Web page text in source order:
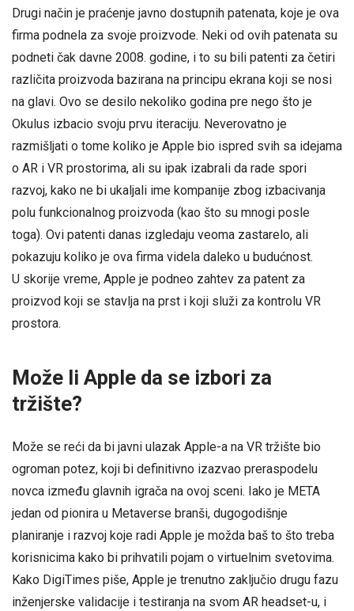
Drugi način je praćenje javno dostupnih patenata, koje je ova
firma podnela za svoje proizvode. Neki od ovih patenata su
podneti čak davne 2008. godine, i to su bili patenti za četiri
različita proizvoda bazirana na principu ekrana koji se nosi
na glavi. Ovo se desilo nekoliko godina pre nego što je
Okulus izbacio svoju prvu iteraciju. Neverovatno je
razmišljati o tome koliko je Apple bio ispred svih sa idejama
o AR i VR prostorima, ali su ipak izabrali da rade spori
razvoj, kako ne bi ukaljali ime kompanije zbog izbacivanja
polu funkcionalnog proizvoda (kao što su mnogi posle
toga). Ovi patenti danas izgledaju veoma zastarelo, ali
pokazuju koliko je ova firma videla daleko u budućnost.
U skorije vreme, Apple je podneo zahtev za patent za
proizvod koji se stavlja na prst i koji služi za kontrolu VR
prostora.
Može li Apple da se izbori za
tržište?
Može se reći da bi javni ulazak Apple-a na VR tržište bio
ogroman potez, koji bi definitivno izazvao preraspodelu
novca između glavnih igrača na ovoj sceni. Iako je META
jedan od pionira u Metaverse branši, dugogodišnje
planiranje i razvoj koje radi Apple je možda baš to što treba
korisnicima kako bi prihvatili pojam o virtuelnim svetovima.
Kako DigiTimes piše, Apple je trenutno zaključio drugu fazu
inženjerske validacije i testiranja na svom AR headset-u, i